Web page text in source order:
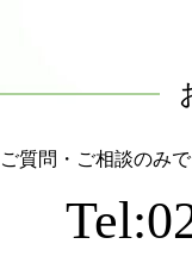
ご質問・ご相談のみ